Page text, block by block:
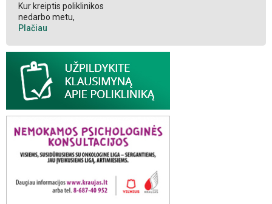
Kur kreiptis poliklinikos
nedarbo metu,
Plačiau